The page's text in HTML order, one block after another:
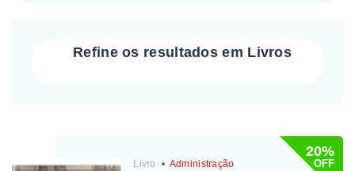
Refine os resultados em Livros
20%
OFF
Livro Administração